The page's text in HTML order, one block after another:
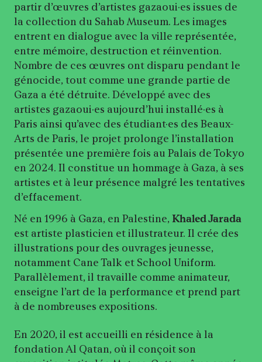
partir d’œuvres d’artistes gazaoui·es issues de
la collection du Sahab Museum. Les images
entrent en dialogue avec la ville représentée,
entre mémoire, destruction et réinvention.
Nombre de ces œuvres ont disparu pendant le
génocide, tout comme une grande partie de
Gaza a été détruite. Développé avec des
artistes gazaoui·es aujourd’hui installé·es à
Paris ainsi qu’avec des étudiant·es des Beaux-
Arts de Paris, le projet prolonge l’installation
présentée une première fois au Palais de Tokyo
en 2024. Il constitue un hommage à Gaza, à ses
artistes et à leur présence malgré les tentatives
d’effacement.
Né en 1996 à Gaza, en Palestine, Khaled Jarada
est artiste plasticien et illustrateur. Il crée des
illustrations pour des ouvrages jeunesse,
notamment Cane Talk et School Uniform.
Parallèlement, il travaille comme animateur,
enseigne l’art de la performance et prend part
à de nombreuses expositions.
En 2020, il est accueilli en résidence à la
fondation Al Qatan, où il conçoit son